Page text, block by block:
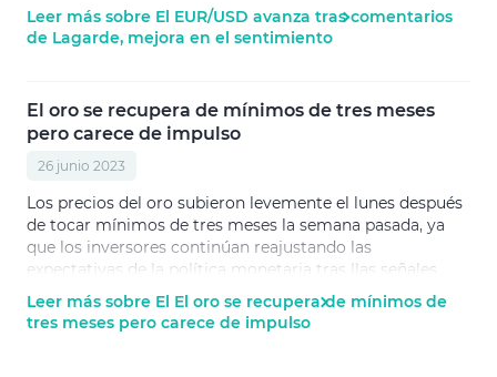
la mejora del estado de ánimo del mercado también
mantuvo al dólar bajo presión.
Leer más sobre El EUR/USD avanza tras comentarios
de Lagarde, mejora en el sentimiento
El oro se recupera de mínimos de tres meses
pero carece de impulso
26 junio 2023
Los precios del oro subieron levemente el lunes después
de tocar mínimos de tres meses la semana pasada, ya
que los inversores continúan reajustando las
expectativas de la política monetaria tras llas señales
hawkish de la Reserva Federal.
Leer más sobre El El oro se recupera de mínimos de
tres meses pero carece de impulso